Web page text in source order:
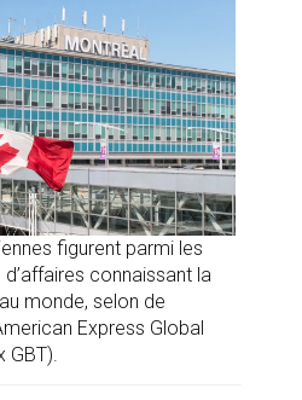
figurent parmi les
connaissant la
monde, selon de
Express Global
GBT).